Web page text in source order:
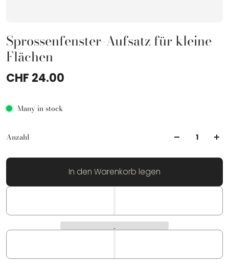
Sprossenfenster-Aufsatz für kleine
Flächen
CHF 24.00
Many in stock
Anzahl
In den Warenkorb legen